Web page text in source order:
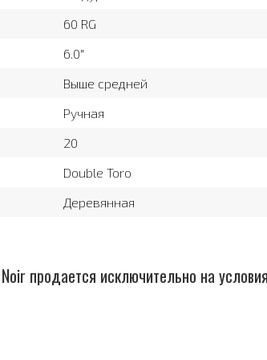
60 RG
6.0″
Выше средней
Ручная
20
Double Toro
Деревянная
продается исключительно на